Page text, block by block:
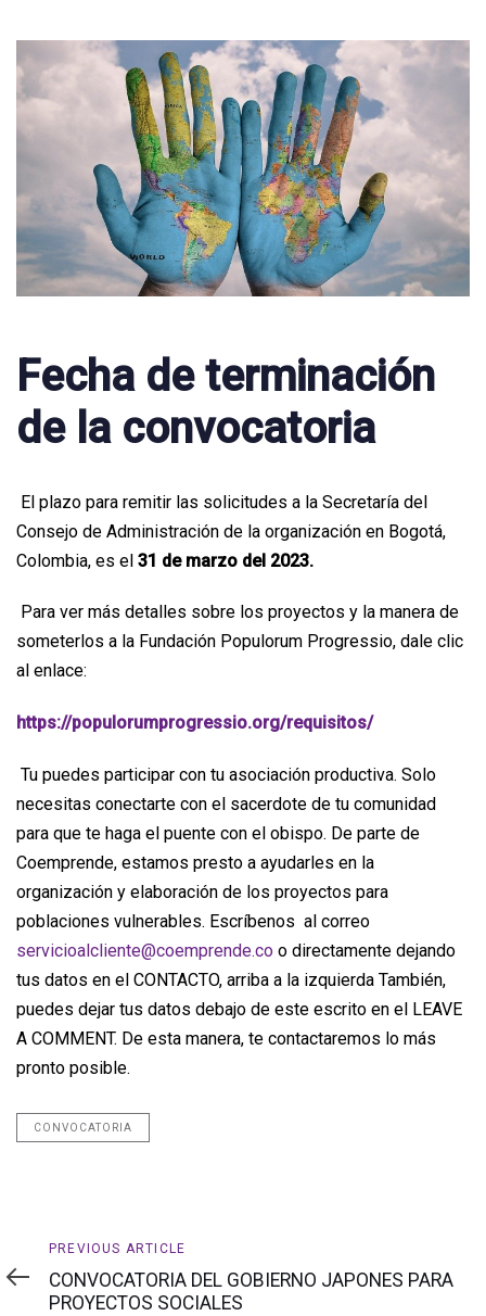
Fecha de terminación
de la convocatoria
El plazo para remitir las solicitudes a la Secretaría del
Consejo de Administración de la organización en Bogotá,
Colombia, es el 31 de marzo del 2023.
Para ver más detalles sobre los proyectos y la manera de
someterlos a la Fundación Populorum Progressio, dale clic
al enlace:
https://populorumprogressio.org/requisitos/
Tu puedes participar con tu asociación productiva. Solo
necesitas conectarte con el sacerdote de tu comunidad
para que te haga el puente con el obispo. De parte de
Coemprende, estamos presto a ayudarles en la
organización y elaboración de los proyectos para
poblaciones vulnerables. Escríbenos al correo
servicioalcliente@coemprende.co o directamente dejando
tus datos en el CONTACTO, arriba a la izquierda También,
puedes dejar tus datos debajo de este escrito en el LEAVE
A COMMENT. De esta manera, te contactaremos lo más
pronto posible.
CONVOCATORIA
Previous
Article
PREVIOUS ARTICLE
CONVOCATORIA DEL GOBIERNO JAPONES PARA
PROYECTOS SOCIALES